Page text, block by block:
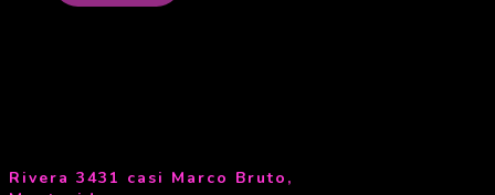
Rivera 3431 casi Marco Bruto,